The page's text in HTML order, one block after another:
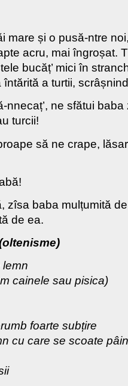
mare și o pusă-ntre
acru, mai îngroșat.
bucăț’ mici în
a turtii,
nnecaț’, ne sfătui baba
turcii!
să ne crape,
zîsa baba mulțumită
de ea.
lemn
cainele sau pisica)
foarte subțire
cu care se scoate